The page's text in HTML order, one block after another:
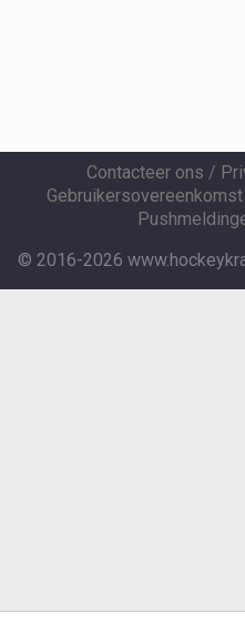
Contacteer ons /
Gebruikersovereenkomst
© 2016-2026